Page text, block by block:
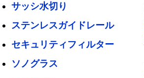
サッシ水切り
ステンレスガイドレール
セキュリティフィルター
ソノグラス